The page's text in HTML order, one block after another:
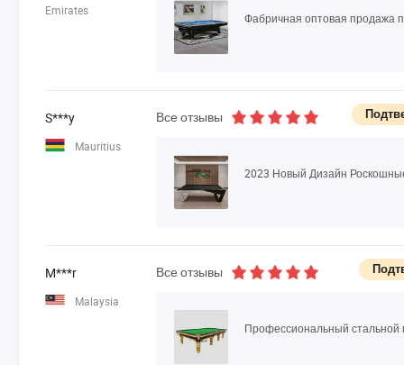
Emirates
S***y
Mauritius
Все отзывы
M***r
Malaysia
Все отзывы